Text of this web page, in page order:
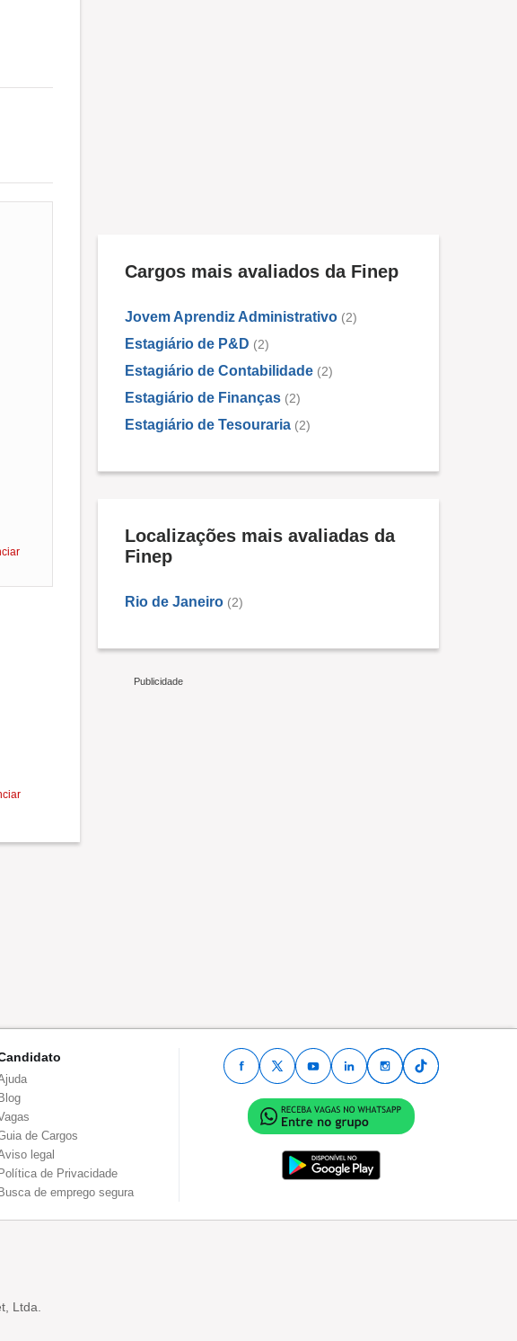
Cargos mais avaliados da Finep
Jovem Aprendiz Administrativo (2)
Estagiário de P&D (2)
Estagiário de Contabilidade (2)
Estagiário de Finanças (2)
Estagiário de Tesouraria (2)
Localizações mais avaliadas da
Finep
Rio de Janeiro (2)
Blog
de Cargos
legal
Política de Privacidade
Busca de emprego segura
Ltda.